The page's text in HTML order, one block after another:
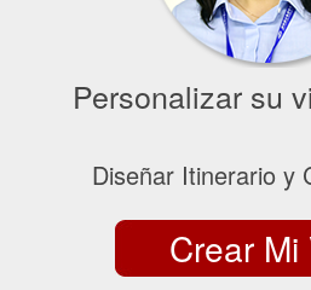
Personalizar su
Diseñar Itinerario y
Crear Mi